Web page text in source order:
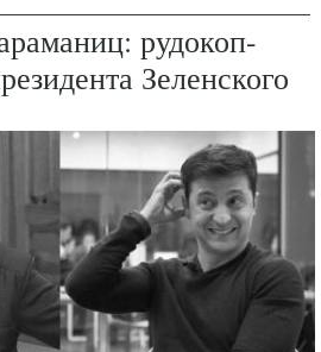
рудокоп-
Зеленского